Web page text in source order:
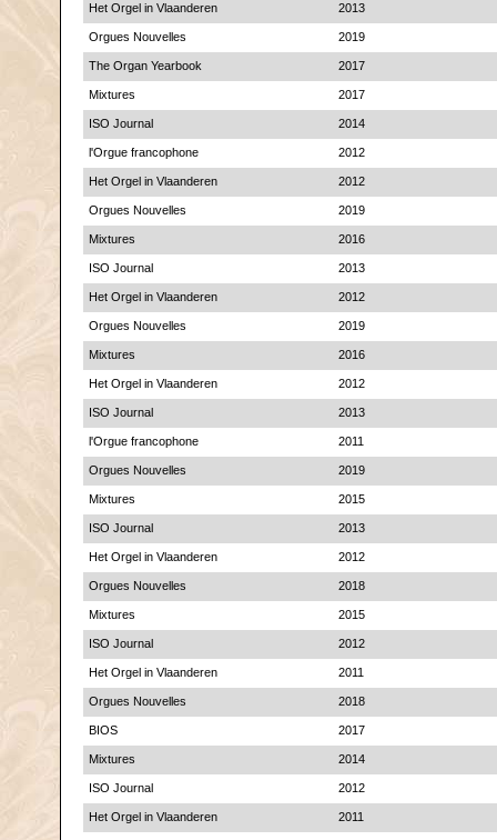
Het Orgel in Vlaanderen 2013
Orgues Nouvelles 2019
The Organ Yearbook 2017
Mixtures 2017
ISO Journal 2014
l'Orgue francophone 2012
Het Orgel in Vlaanderen 2012
Orgues Nouvelles 2019
Mixtures 2016
ISO Journal 2013
Het Orgel in Vlaanderen 2012
Orgues Nouvelles 2019
Mixtures 2016
Het Orgel in Vlaanderen 2012
ISO Journal 2013
l'Orgue francophone 2011
Orgues Nouvelles 2019
Mixtures 2015
ISO Journal 2013
Het Orgel in Vlaanderen 2012
Orgues Nouvelles 2018
Mixtures 2015
ISO Journal 2012
Het Orgel in Vlaanderen 2011
Orgues Nouvelles 2018
BIOS 2017
Mixtures 2014
ISO Journal 2012
Het Orgel in Vlaanderen 2011